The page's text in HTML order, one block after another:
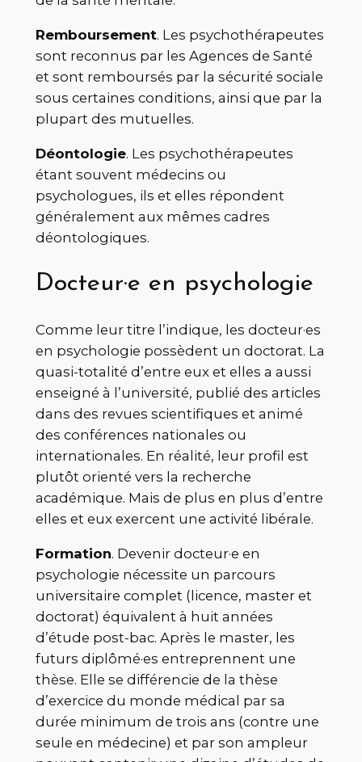
Remboursement. Les psychothérapeutes
sont reconnus par les Agences de Santé
et sont remboursés par la sécurité sociale
sous certaines conditions, ainsi que par la
plupart des mutuelles.
Déontologie. Les psychothérapeutes
étant souvent médecins ou
psychologues, ils et elles répondent
généralement aux mêmes cadres
déontologiques.
Docteur·e en psychologie
Comme leur titre l’indique, les docteur·es
en psychologie possèdent un doctorat. La
quasi-totalité d’entre eux et elles a aussi
enseigné à l’université, publié des articles
dans des revues scientifiques et animé
des conférences nationales ou
internationales. En réalité, leur profil est
plutôt orienté vers la recherche
académique. Mais de plus en plus d’entre
elles et eux exercent une activité libérale.
Formation. Devenir docteur·e en
psychologie nécessite un parcours
universitaire complet (licence, master et
doctorat) équivalent à huit années
d’étude post-bac. Après le master, les
futurs diplômé·es entreprennent une
thèse. Elle se différencie de la thèse
d’exercice du monde médical par sa
durée minimum de trois ans (contre une
seule en médecine) et par son ampleur